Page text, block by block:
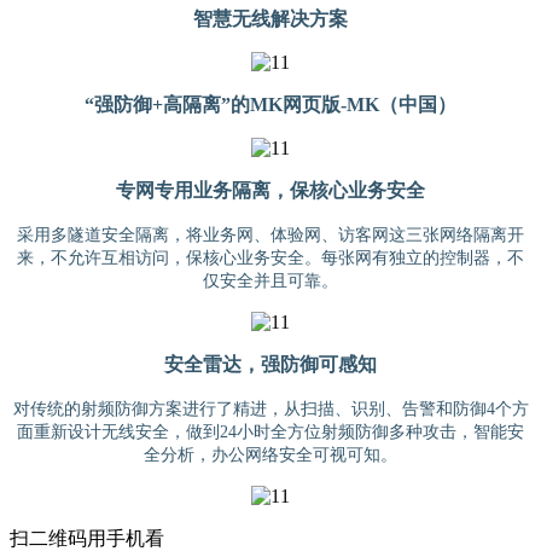
智慧无线解决方案
“强防御+高隔离”的MK网页版-MK（中国）
专网专用业务隔离，保核心业务安全
采用多隧道安全隔离，将业务网、体验网、访客网这三张网络隔离开
来，不允许互相访问，保核心业务安全。每张网有独立的控制器，不
仅安全并且可靠。
安全雷达，强防御可感知
对传统的射频防御方案进行了精进，从扫描、识别、告警和防御4个方
面重新设计无线安全，做到24小时全方位射频防御多种攻击，智能安
全分析，办公网络安全可视可知。
扫二维码用手机看